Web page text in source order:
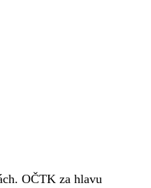
OČTK za hlavu